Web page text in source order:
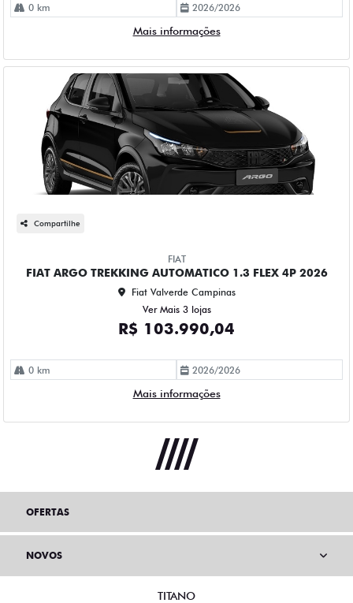
0 km 2026/2026
Mais informações
Compartilhe
FIAT
FIAT ARGO TREKKING AUTOMATICO 1.3 FLEX 4P 2026
Fiat Valverde Campinas
Ver Mais 3 lojas
R$ 103.990,04
0 km 2026/2026
Mais informações
OFERTAS
NOVOS
TITANO